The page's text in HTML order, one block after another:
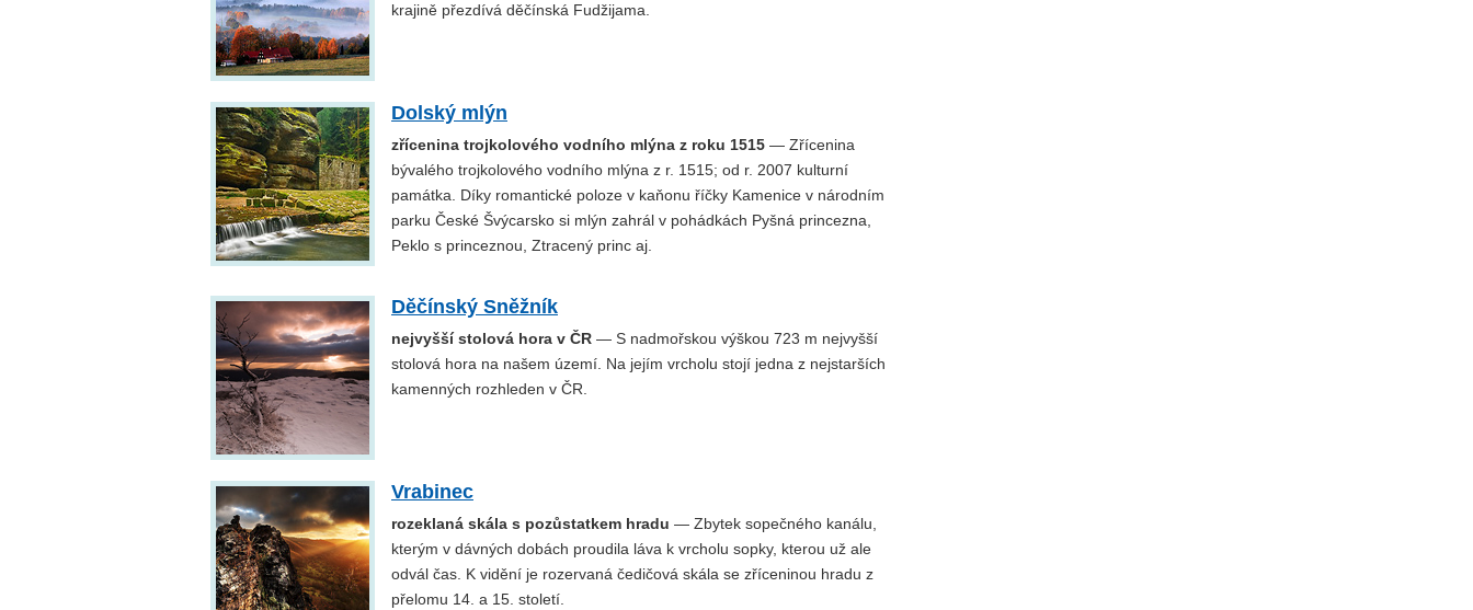
krajině přezdívá děčínská Fudžijama.
Dolský mlýn
zřícenina trojkolového vodního mlýna z roku 1515 — Zřícenina
bývalého trojkolového vodního mlýna z r. 1515; od r. 2007 kulturní
památka. Díky romantické poloze v kaňonu říčky Kamenice v národním
parku České Švýcarsko si mlýn zahrál v pohádkách Pyšná princezna,
Peklo s princeznou, Ztracený princ aj.
Děčínský Sněžník
nejvyšší stolová hora v ČR — S nadmořskou výškou 723 m nejvyšší
stolová hora na našem území. Na jejím vrcholu stojí jedna z nejstarších
kamenných rozhleden v ČR.
Vrabinec
rozeklaná skála s pozůstatkem hradu — Zbytek sopečného kanálu,
kterým v dávných dobách proudila láva k vrcholu sopky, kterou už ale
odvál čas. K vidění je rozervaná čedičová skála se zříceninou hradu z
přelomu 14. a 15. století.